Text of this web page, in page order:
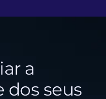
a
seus